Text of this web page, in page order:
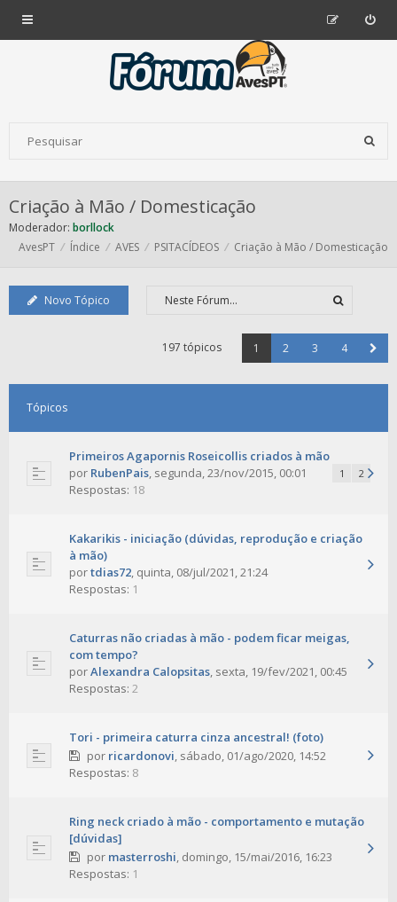
Criação à Mão / Domesticação
Moderador: borllock
AvesPT
Índice AVES PSITACÍDEOS Criação à Mão / Domesticação
Novo Tópico
197 tópicos 1 2 3 4
Tópicos
Primeiros Agapornis Roseicollis criados à mão
por RubenPais, segunda, 23/nov/2015, 00:01 1 2
Respostas: 18
Kakarikis - iniciação (dúvidas, reprodução e criação
à mão)
portdias72, quinta, 08/jul/2021, 21:24
Respostas: 1
Caturras não criadas à mão - podem ficar meigas,
com tempo?
porAlexandra Calopsitas, sexta, 19/fev/2021, 00:45
Respostas: 2
Tori - primeira caturra cinza ancestral! (foto)
por ricardonovi, sábado, 01/ago/2020, 14:52
Respostas: 8
Ring neck criado à mão - comportamento e mutação
[dúvidas]
por masterroshi, domingo, 15/mai/2016, 16:23
Respostas: 1